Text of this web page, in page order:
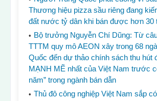
Thương hiệu pizza sầu riêng đang
đất nước tỷ dân khi bán được hơn 30
Bộ trưởng Nguyễn Chí Dũng: Từ
TTTM quy mô AEON xây trong 68
Quốc đến dự thảo chính sách thu hút
MẠNH MẼ nhất của Việt Nam trước
năm” trong ngành bán dẫn
Thủ đô công nghiệp Việt Nam sắp